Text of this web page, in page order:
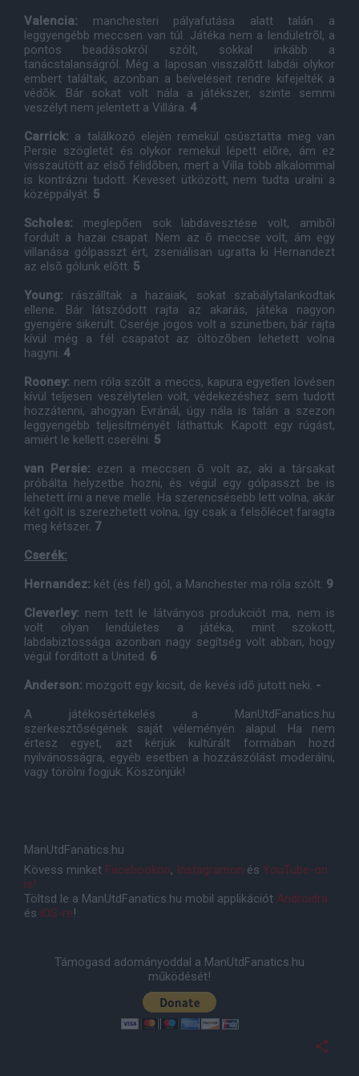
Valencia: manchesteri pályafutása alatt talán a
leggyengébb meccsen van túl. Játéka nem a lendületrõl, a
pontos beadásokról szólt, sokkal inkább a
tanácstalanságról. Még a laposan visszalõtt labdái olykor
embert találtak, azonban a beíveléseit rendre kifejelték a
védõk. Bár sokat volt nála a játékszer, szinte semmi
veszélyt nem jelentett a Villára. 4
Carrick: a találkozó elején remekül csúsztatta meg van
Persie szögletét és olykor remekül lépett elõre, ám ez
visszaütött az elsõ félidõben, mert a Villa több alkalommal
is kontrázni tudott. Keveset ütközött, nem tudta uralni a
középpályát. 5
Scholes: meglepõen sok labdavesztése volt, amibõl
fordult a hazai csapat. Nem az õ meccse volt, ám egy
villanása gólpasszt ért, zseniálisan ugratta ki Hernandezt
az elsõ gólunk elõtt. 5
Young: rászálltak a hazaiak, sokat szabálytalankodtak
ellene. Bár látszódott rajta az akarás, játéka nagyon
gyengére sikerült. Cseréje jogos volt a szünetben, bár rajta
kívül még a fél csapatot az öltözõben lehetett volna
hagyni. 4
Rooney: nem róla szólt a meccs, kapura egyetlen lövésen
kívül teljesen veszélytelen volt, védekezéshez sem tudott
hozzátenni, ahogyan Evránál, úgy nála is talán a szezon
leggyengébb teljesítményét láthattuk. Kapott egy rúgást,
amiért le kellett cserélni. 5
van Persie: ezen a meccsen õ volt az, aki a társakat
próbálta helyzetbe hozni, és végül egy gólpasszt be is
lehetett írni a neve mellé. Ha szerencsésebb lett volna, akár
két gólt is szerezhetett volna, így csak a felsõlécet faragta
meg kétszer. 7
Cserék:
Hernandez: két (és fél) gól, a Manchester ma róla szólt. 9
Cleverley: nem tett le látványos produkciót ma, nem is
volt olyan lendületes a játéka, mint szokott,
labdabiztossága azonban nagy segítség volt abban, hogy
végül fordított a United. 6
Anderson: mozgott egy kicsit, de kevés idõ jutott neki. -
A játékosértékelés a ManUtdFanatics.hu
szerkesztõségének saját véleményén alapul. Ha nem
értesz egyet, azt kérjük kultúrált formában hozd
nyilvánosságra, egyéb esetben a hozzászólást moderálni,
vagy törölni fogjuk. Köszönjük!
ManUtdFanatics.hu
Kövess minket Facebookon, Instagramon és YouTube-on
is!
Töltsd le a ManUtdFanatics.hu mobil applikációt Androidra
és iOS-re!
Támogasd adományoddal a ManUtdFanatics.hu
működését!